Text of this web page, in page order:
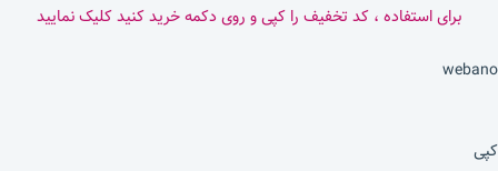
برای استفاده ، کد تخفیف را کپی و روی دکمه خرید کنید کلیک نمایید
webano
کپی